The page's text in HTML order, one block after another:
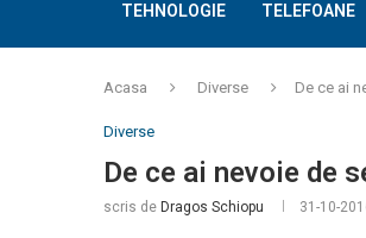
TEHNOLOGIE TELEFOANE
Acasa Diverse De ce ai
Diverse
De ce ai nevoie de
scris de Dragos Schiopu 31-10-